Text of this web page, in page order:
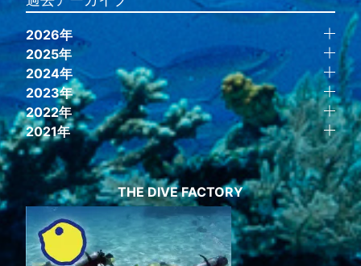
2026年
2025年
2024年
2023年
2022年
2021年
THE DIVE FACTORY